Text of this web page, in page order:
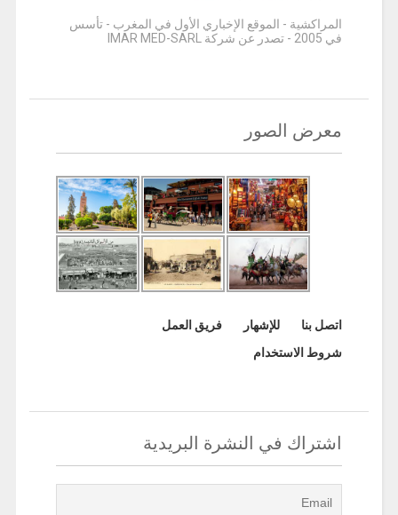
المراكشية - الموقع الإخباري الأول في المغرب - تأسس
في 2005 - تصدر عن شركة IMAR MED-SARL
معرض الصور
اتصل بنا للإشهار
فريق العمل
شروط الاستخدام
اشتراك في النشرة البريدية